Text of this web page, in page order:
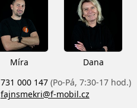
Míra
Dana
731 000 147 (Po-Pá, 7:30-17 hod.)
fajnsmekri@f-mobil.cz